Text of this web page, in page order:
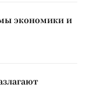
экономики и